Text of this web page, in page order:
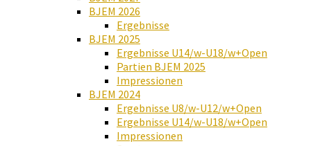
BJEM 2026
Ergebnisse
BJEM 2025
Ergebnisse U14/w-U18/w+Open
Partien BJEM 2025
Impressionen
BJEM 2024
Ergebnisse U8/w-U12/w+Open
Ergebnisse U14/w-U18/w+Open
Impressionen